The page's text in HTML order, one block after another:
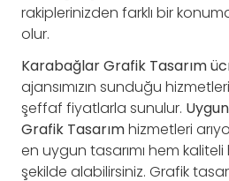
rakiplerinizden farklı bir
olur.
Karabağlar Grafik Tasarım
ajansımızın sunduğu
şeffaf fiyatlarla sunulur.
Grafik Tasarımhizmetleri
en uygun tasarımı hem
şekilde alabilirsiniz. Grafik